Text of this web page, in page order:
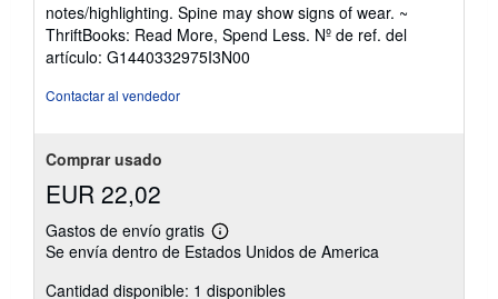
5
de
5
notes/highlighting. Spine may show signs of wear. ~
ThriftBooks: Read More, Spend Less. Nº de ref. del
artículo: G1440332975I3N00
Contactar al vendedor
Comprar usado
EUR 22,02
Gastos de envío gratis
Más
información
las
Se envía dentro de Estados Unidos de America
Cantidad disponible: 1 disponibles